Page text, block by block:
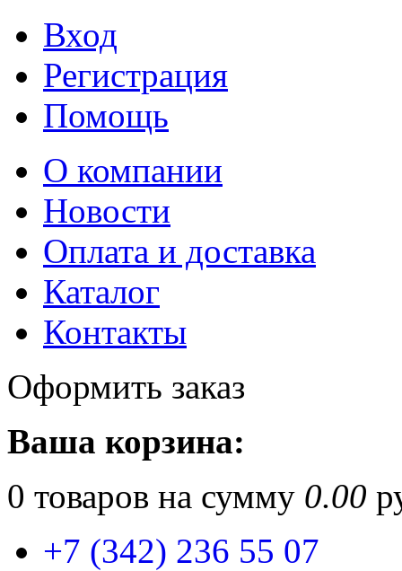
Вход
Регистрация
Помощь
О компании
Новости
Оплата и доставка
Каталог
Контакты
Оформить заказ
Ваша корзина:
0 товаров на сумму 0.00
+7 (342) 236 55 07